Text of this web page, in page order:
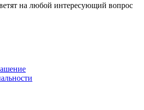
на любой интересующий вопрос